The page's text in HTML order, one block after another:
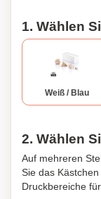
1. Wählen
Weiß / Blau
2. Wählen
Auf mehreren
Sie das
Druckbereiche